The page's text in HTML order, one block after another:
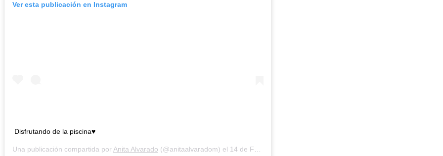
Ver esta publicación en Instagram
Disfrutando de la piscina♥️
Una publicación compartida por Anita Alvarado (@anitaalvaradom) el 14 de Feb de 2020 a las 6:30 PST